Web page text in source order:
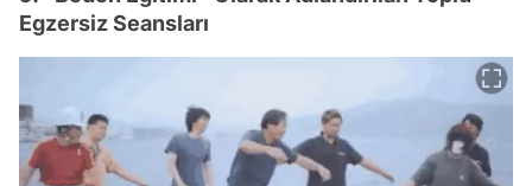
Egzersiz Seansları